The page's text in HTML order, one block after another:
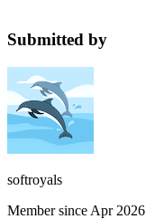
Submitted by
softroyals
Member since Apr 2026